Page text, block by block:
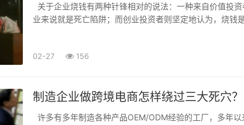
关于企业烧钱有两种针锋相对的说法：一种来自价值投
业来说就是死亡陷阱；而创业投资者则坚定地认为，烧钱
02-27 156
制造企业做跨境电商怎样绕过三大死穴？
许多有多年制造各种产品OEM/ODM经验的工厂，多年